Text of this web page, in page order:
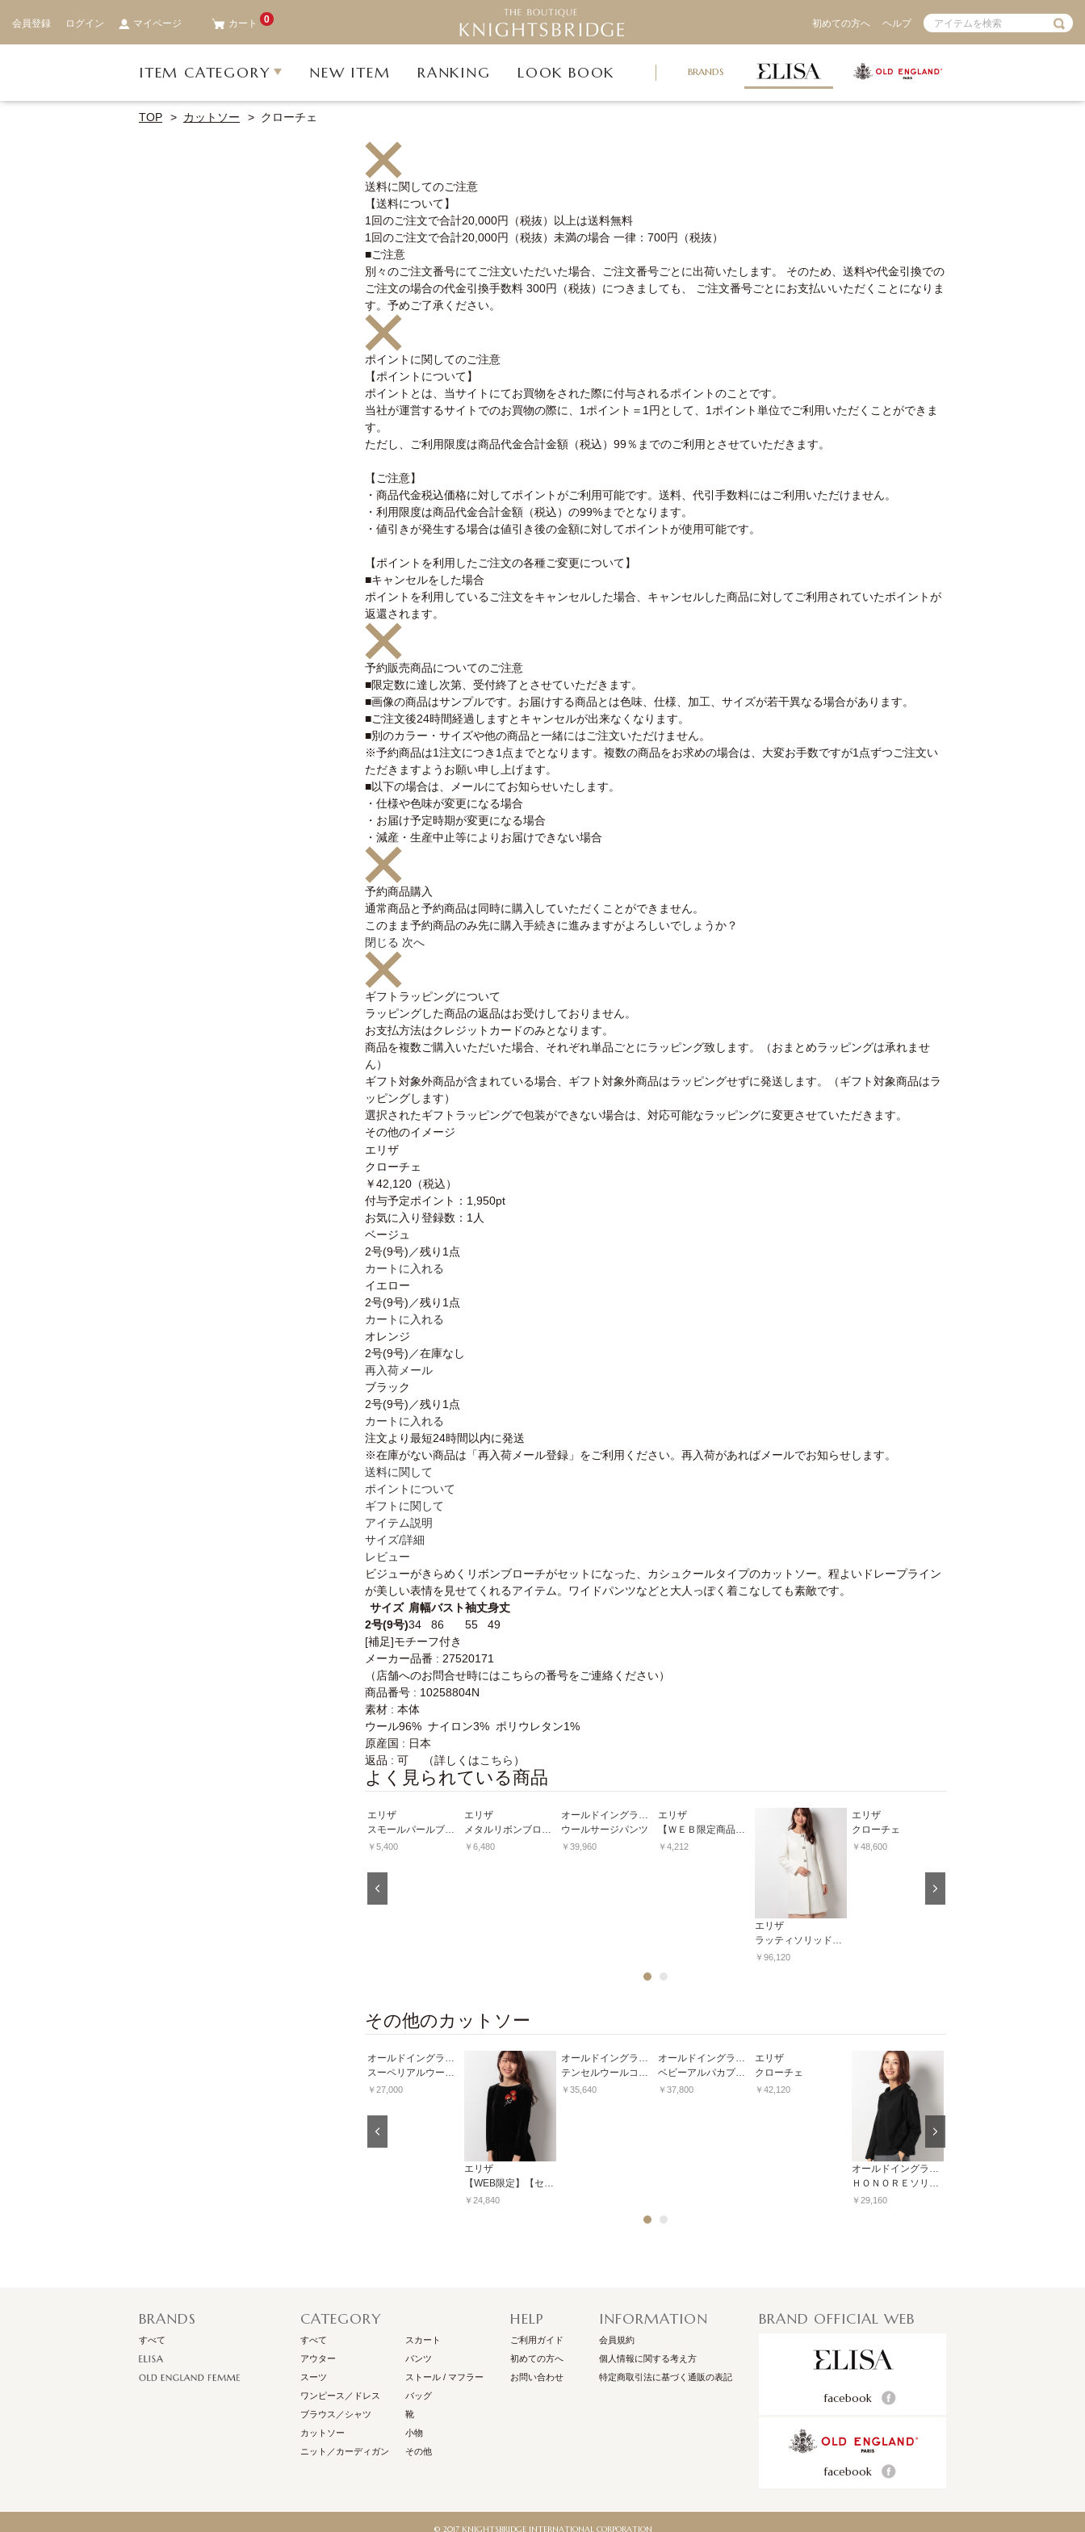
会員登録 ログイン マイページ カート 0 初めての方へ ヘルプ
ITEM CATEGORY NEW ITEM RANKING LOOK BOOK BRANDS
TOP カットソー クローチェ
送料に関してのご注意
【送料について】
1回のご注文で合計20,000円（税抜）以上は送料無料
1回のご注文で合計20,000円（税抜）未満の場合 一律：700円（税抜）
■ご注意
別々のご注文番号にてご注文いただいた場合、ご注文番号ごとに出荷いたします。 そのため、送料や代金引換での
ご注文の場合の代金引換手数料 300円（税抜）につきましても、 ご注文番号ごとにお支払いいただくことになりま
す。予めご了承ください。
ポイントに関してのご注意
【ポイントについて】
ポイントとは、当サイトにてお買物をされた際に付与されるポイントのことです。
当社が運営するサイトでのお買物の際に、1ポイント＝1円として、1ポイント単位でご利用いただくことができま
す。
ただし、ご利用限度は商品代金合計金額（税込）99％までのご利用とさせていただきます。
【ご注意】
・商品代金税込価格に対してポイントがご利用可能です。送料、代引手数料にはご利用いただけません。
・利用限度は商品代金合計金額（税込）の99%までとなります。
・値引きが発生する場合は値引き後の金額に対してポイントが使用可能です。
【ポイントを利用したご注文の各種ご変更について】
■キャンセルをした場合
ポイントを利用しているご注文をキャンセルした場合、キャンセルした商品に対してご利用されていたポイントが
返還されます。
予約販売商品についてのご注意
■限定数に達し次第、受付終了とさせていただきます。
■画像の商品はサンプルです。お届けする商品とは色味、仕様、加工、サイズが若干異なる場合があります。
■ご注文後24時間経過しますとキャンセルが出来なくなります。
■別のカラー・サイズや他の商品と一緒にはご注文いただけません。
※予約商品は1注文につき1点までとなります。複数の商品をお求めの場合は、大変お手数ですが1点ずつご注文い
ただきますようお願い申し上げます。
■以下の場合は、メールにてお知らせいたします。
・仕様や色味が変更になる場合
・お届け予定時期が変更になる場合
・減産・生産中止等によりお届けできない場合
予約商品購入
通常商品と予約商品は同時に購入していただくことができません。
このまま予約商品のみ先に購入手続きに進みますがよろしいでしょうか？
閉じる 次へ
ギフトラッピングについて
ラッピングした商品の返品はお受けしておりません。
お支払方法はクレジットカードのみとなります。
商品を複数ご購入いただいた場合、それぞれ単品ごとにラッピング致します。（おまとめラッピングは承れませ
ん）
ギフト対象外商品が含まれている場合、ギフト対象外商品はラッピングせずに発送します。（ギフト対象商品はラ
ッピングします）
選択されたギフトラッピングで包装ができない場合は、対応可能なラッピングに変更させていただきます。
その他のイメージ
エリザ
クローチェ
￥42,120 （税込）
付与予定ポイント： 1,950pt
お気に入り登録数： 1人
ベージュ
2号(9号)／残り1点
カートに入れる
イエロー
2号(9号)／残り1点
カートに入れる
オレンジ
2号(9号)／在庫なし
再入荷メール
ブラック
2号(9号)／残り1点
カートに入れる
注文より最短24時間以内に発送
※在庫がない商品は「再入荷メール登録」をご利用ください。再入荷があればメールでお知らせします。
送料に関して
ポイントについて
ギフトに関して
アイテム説明
サイズ/詳細
レビュー
ビジューがきらめくリボンブローチがセットになった、カシュクールタイプのカットソー。程よいドレープライン
が美しい表情を見せてくれるアイテム。ワイドパンツなどと大人っぽく着こなしても素敵です。
サイズ 肩幅バスト袖丈身丈
2号(9号)34 86 55
49
[補足]モチーフ付き
メーカー品番 : 27520171
（店舗へのお問合せ時にはこちらの番号をご連絡ください）
商品番号 : 10258804N
素材 : 本体
ウール96% ナイロン3% ポリウレタン1%
原産国 : 日本
返品 : 可 （詳しくはこちら ）
よく見られている商品
エリザ
スモールパールブローチ
￥5,400
エリザ
メタルリボンブローチ
￥6,480
オールドイングランド
ウールサージパンツ
￥39,960
エリザ
【ＷＥＢ限定商品】リングブローチ
￥4,212
エリザ
￥96,120
エリザ
クローチェ
￥48,600
2
その他のカットソー
￥27,000
エリザ
￥24,840
￥35,640
ベビーアルパカプルオーバー
￥37,800
エリザ
クローチェ
￥42,120
￥29,160
2
BRANDS
すべて
CATEGORY
すべて
アウター
スーツ
ワンピース／ドレス
ブラウス／シャツ
カットソー
ニット／カーディガン
スカート
パンツ
ストール / マフラー
バッグ
靴
小物
その他
HELP
ご利用ガイド
初めての方へ
お問い合わせ
INFORMATION
会員規約
個人情報に関する考え方
特定商取引法に基づく通販の表記
BRAND OFFICIAL WEB
facebook
facebook
© 2017 KNIGHTSBRIDGE INTERNATIONAL CORPORATION